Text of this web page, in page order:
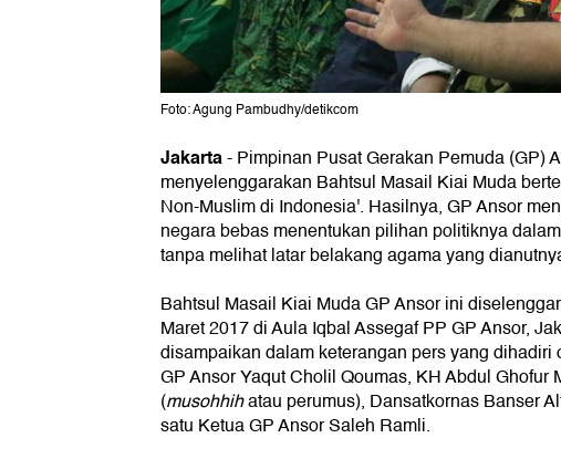
Foto: Agung Pambudhy/detikcom
Jakarta-Pimpinan Pusat Gerakan Pemuda (GP)
menyelenggarakan Bahtsul Masail Kiai Muda
Non-Muslim di Indonesia'. Hasilnya, GP Ansor
negara bebas menentukan pilihan politiknya
tanpa melihat latar belakang agama yang
Bahtsul Masail Kiai Muda GP Ansor ini
Maret 2017 di Aula Iqbal Assegaf PP GP Ansor,
disampaikan dalam keterangan pers yang dihadiri
GP Ansor Yaqut Cholil Qoumas, KH Abdul Ghofur
(musohhihatau perumus), Dansatkornas Banser
satu Ketua GP Ansor Saleh Ramli.